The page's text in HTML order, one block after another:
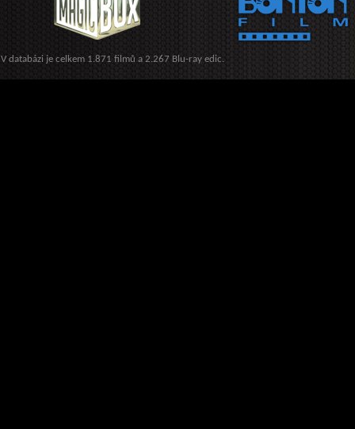
V databázi je celkem 1.871 filmů a 2.267 Blu-ray edic.